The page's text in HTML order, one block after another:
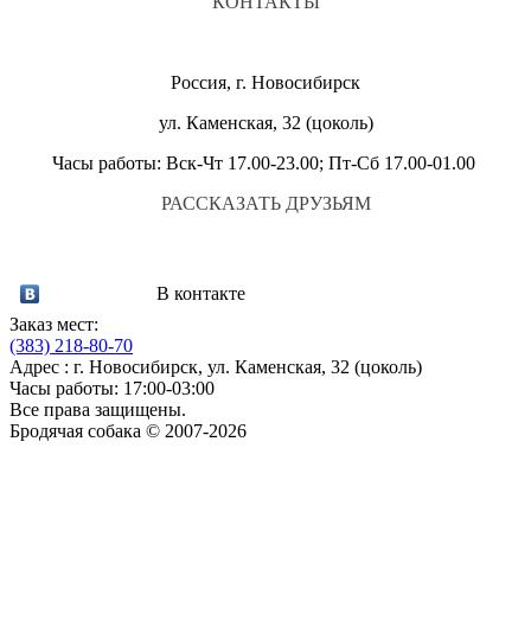
Россия, г. Новосибирск
ул. Каменская, 32 (цоколь)
Часы работы: Вск-Чт 17.00-23.00; Пт-Сб 17.00-01.00
РАССКАЗАТЬ ДРУЗЬЯМ
В контакте
Заказ мест:
(383) 218-80-70
Адрес : г. Новосибирск, ул. Каменская, 32 (цоколь)
Часы работы: 17:00-03:00
Все права защищены.
Бродячая собака © 2007-2026